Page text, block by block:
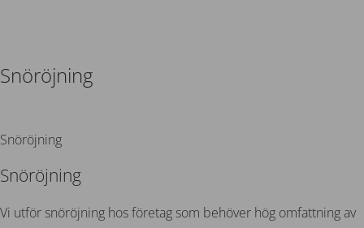
Snöröjning
Snöröjning
Snöröjning
Vi utför snöröjning hos företag som behöver hög omfattning av